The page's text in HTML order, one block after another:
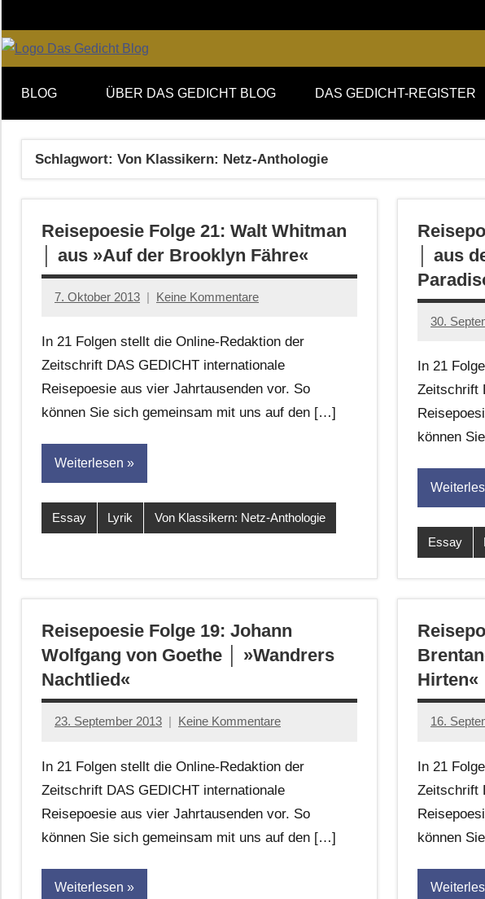
Inhalt
springen
DAS
GEDICHT
blog
von
DAS
GEDICHT.
Zeitschrift
Essay
und
BLOG ÜBER DAS GEDICHT BLOG DAS GEDICHT-REGISTER
Schlagwort: Von Klassikern: Netz-Anthologie
Reisepoesie Folge 21: Walt Whitman
│ aus »Auf der Brooklyn Fähre«
7. Oktober 2013
Anton
Leitner
Keine Kommentare
In 21 Folgen stellt die Online-Redaktion der
Zeitschrift DAS GEDICHT internationale
Reisepoesie aus vier Jahrtausenden vor. So
können Sie sich gemeinsam mit uns auf den […]
Weiterlesen
Essay Lyrik Von Klassikern: Netz-Anthologie
│ aus
30.
Anton
Leitner
In 21
Zeitschrift
können
Essay
Reisepoesie Folge 19: Johann
Wolfgang von Goethe │ »Wandrers
Nachtlied«
23. September 2013
Anton
Leitner
Keine Kommentare
In 21 Folgen stellt die Online-Redaktion der
Zeitschrift DAS GEDICHT internationale
Reisepoesie aus vier Jahrtausenden vor. So
können Sie sich gemeinsam mit uns auf den […]
Weiterlesen
Hirten«
16.
Anton
Leitner
In 21
Zeitschrift
können